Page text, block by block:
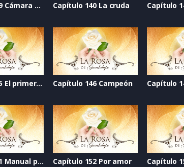
Capítulo 139 Cámara web Capítulo 140 La cruda
Capítulo 145 El primer golpe Capítulo 146 Campeón
Capítulo 151 Manual para pedir permiso para tener novio Capítulo 152 Por amor